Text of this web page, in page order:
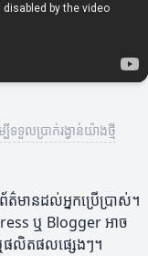
ទួលប្រាក់រង្វាន់យ៉ាងថ្មី
ត៌មានដល់អ្នកប្រើប្រាស់។
ឬ Blogger អាច
ឬផលិតផលផ្សេងៗ។